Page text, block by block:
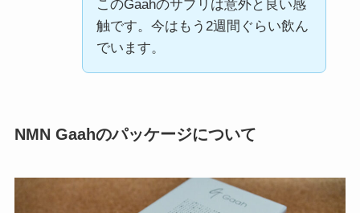
このGaahのサプリは意外と良い感
触です。今はもう2週間ぐらい飲ん
でいます。
NMN Gaahのパッケージについて